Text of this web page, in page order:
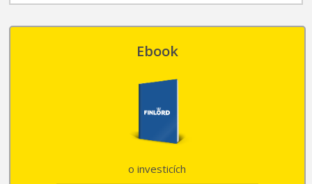
Ebook
o investicích